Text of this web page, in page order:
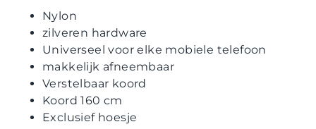
Nylon
zilveren hardware
Universeel voor elke mobiele telefoon
makkelijk afneembaar
Verstelbaar koord
Koord 160 cm
Exclusief hoesje